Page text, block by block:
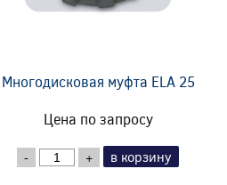
Многодисковая муфта ELA 25
Цена по запросу
- + в корзину